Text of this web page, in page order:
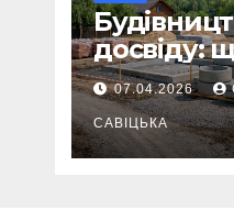
досвіду:
потрібно
першої
на
07.04.2026
САВІЦЬКА